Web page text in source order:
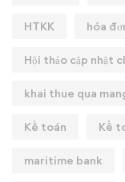
HTKK hóa
Hội thảo cập nhật
khai thue qua
Kế toán Kế
maritime bank